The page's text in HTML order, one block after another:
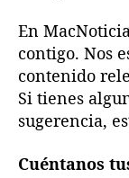
En
contigo. Nos
contenido
Si tienes
sugerencia,
Cuéntanos